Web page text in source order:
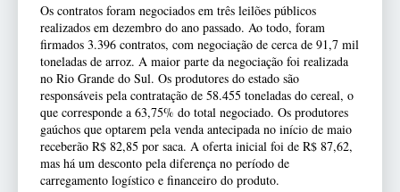
Os contratos foram negociados em três leilões públicos
realizados em dezembro do ano passado. Ao todo, foram
firmados 3.396 contratos, com negociação de cerca de 91,7 mil
toneladas de arroz. A maior parte da negociação foi realizada
no Rio Grande do Sul. Os produtores do estado são
responsáveis pela contratação de 58.455 toneladas do cereal, o
que corresponde a 63,75% do total negociado. Os produtores
gaúchos que optarem pela venda antecipada no início de maio
receberão R$ 82,85 por saca. A oferta inicial foi de R$ 87,62,
mas há um desconto pela diferença no período de
carregamento logístico e financeiro do produto.